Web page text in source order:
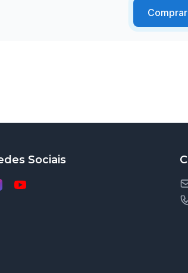
Sociais